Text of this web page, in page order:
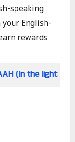
speaking
English-
rewards
light of Qur an and